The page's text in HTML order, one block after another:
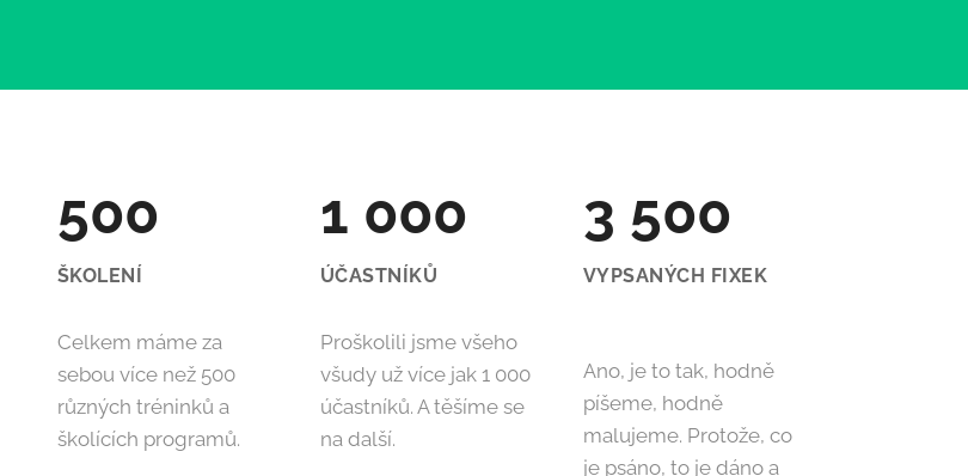
500
ŠKOLENÍ
Celkem máme za
sebou více než 500
různých tréninků a
školících programů.
1 000
ÚČASTNÍKŮ
Proškolili jsme všeho
všudy už více jak 1 000
účastníků. A těšíme se
na další.
3 500
VYPSANÝCH FIXEK
Ano, je to tak, hodně
píšeme, hodně
malujeme. Protože, co
je psáno, to je dáno a